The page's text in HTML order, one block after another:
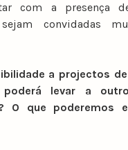
com a presença
sejam convidadas
a projectos
poderá levar a
O que poderemos